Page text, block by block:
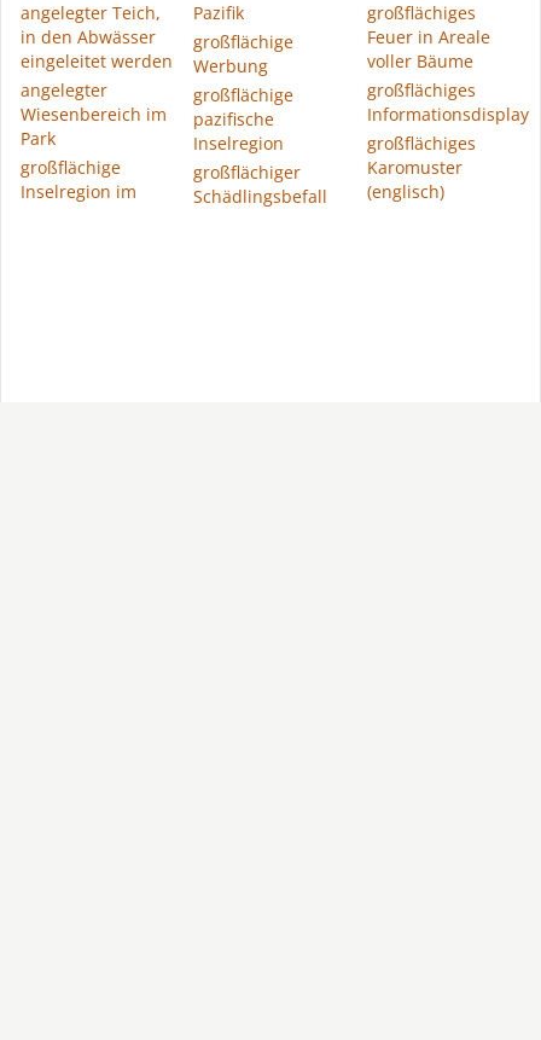
angelegter Teich,
in den Abwässer
eingeleitet werden
angelegter
Wiesenbereich im
Park
großflächige
Inselregion im
Pazifik
großflächige
Werbung
großflächige
pazifische
Inselregion
großflächiger
Schädlingsbefall
großflächiges
Feuer in Areale
voller Bäume
großflächiges
Informationsdisplay
großflächiges
Karomuster
(englisch)